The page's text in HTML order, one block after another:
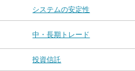
システムの安定性
中・長期トレード
投資信託